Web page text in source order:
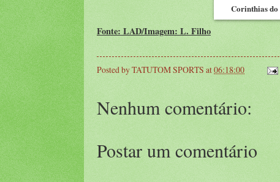
Corinthias
Fonte: LAD/Imagem: L. Filho
Posted byTATUTOM SPORTS at06:18:00
Nenhum comentário:
Postar um comentário